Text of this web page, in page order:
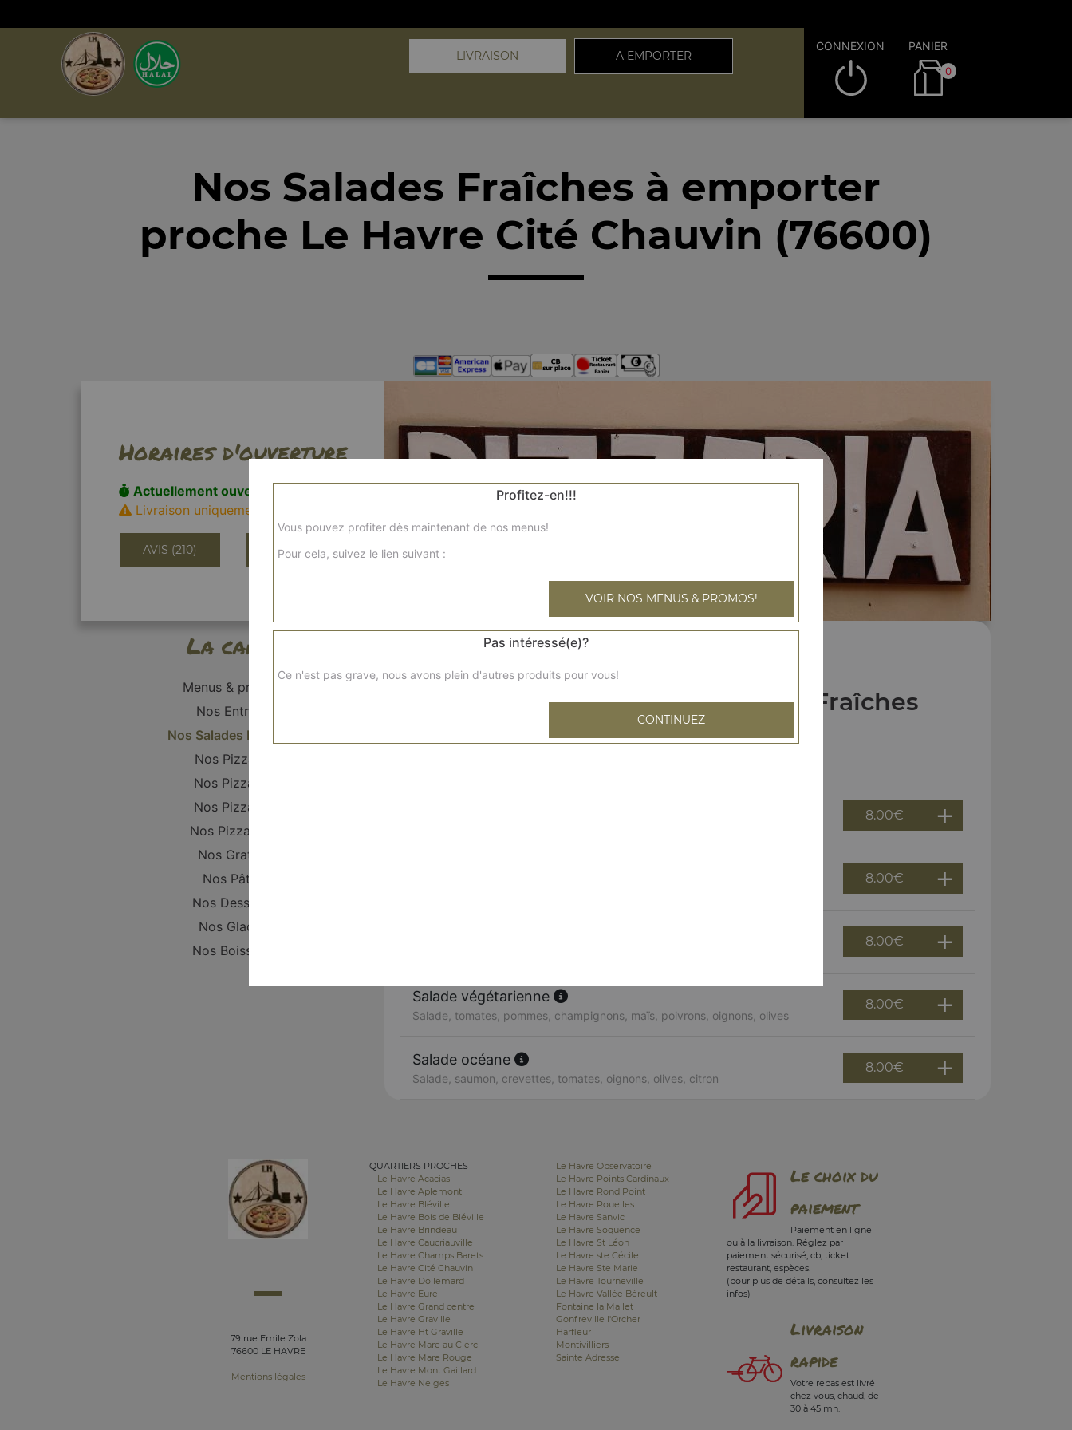
LIVRAISON A EMPORTER
CONNEXION PANIER
0
Nos Salades Fraîches à emporter
proche Le Havre Cité Chauvin (76600)
Horaires d'ouverture
Actuellement ouvert
Livraison uniquement!
AVIS (210) INFORMATIONS
La carte
Menus & promos
Nos Entrées
Nos Salades Fraîches
Nos Pizzanis
Nos Pizzas S
Nos Pizzas L
Nos Pizzas XL
Nos Gratins
Nos Pâtes
Nos Desserts
Nos Glaces
Nos Boissons
Nos Salades Fraîches
8.00€
8.00€
8.00€
Salade végétarienne
Salade, tomates, pommes, champignons, maïs, poivrons, oignons, olives
8.00€
Salade océane
Salade, saumon, crevettes, tomates, oignons, olives, citron
8.00€
79 rue Emile Zola
76600 LE HAVRE
Mentions légales
QUARTIERS PROCHES
Le Havre Acacias
Le Havre Aplemont
Le Havre Bléville
Le Havre Bois de Bléville
Le Havre Brindeau
Le Havre Caucriauville
Le Havre Champs Barets
Le Havre Cité Chauvin
Le Havre Dollemard
Le Havre Eure
Le Havre Grand centre
Le Havre Graville
Le Havre Ht Graville
Le Havre Mare au Clerc
Le Havre Mare Rouge
Le Havre Mont Gaillard
Le Havre Neiges
Le Havre Observatoire
Le Havre Points Cardinaux
Le Havre Rond Point
Le Havre Rouelles
Le Havre Sanvic
Le Havre Soquence
Le Havre St Léon
Le Havre ste Cécile
Le Havre Ste Marie
Le Havre Tourneville
Le Havre Vallée Béreult
Fontaine la Mallet
Gonfreville l'Orcher
Harfleur
Montivilliers
Sainte Adresse
Le choix du
paiement
Paiement en ligne
ou à la livraison. Réglez par
paiement sécurisé, cb, ticket
restaurant, espèces.
(pour plus de détails, consultez les
infos)
Livraison
rapide
Votre repas est livré
chez vous, chaud, de
30 à 45 mn.
Profitez-en!!!
Vous pouvez profiter dès maintenant de nos menus!
Pour cela, suivez le lien suivant :
VOIR NOS MENUS & PROMOS!
Pas intéressé(e)?
Ce n'est pas grave, nous avons plein d'autres produits pour vous!
CONTINUEZ